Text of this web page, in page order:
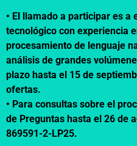
• El llamado a participar es a
tecnológico con experiencia
procesamiento de lenguaje
análisis de grandes
plazo hasta el 15 de
ofertas.
• Para consultas sobre el
de Preguntas hasta el 26 de
869591-2-LP25.